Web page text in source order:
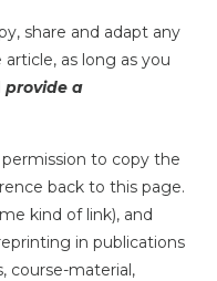
share and adapt any
as long as you
provide a
to copy the
back to this page.
kind of link), and
in publications
course-material,